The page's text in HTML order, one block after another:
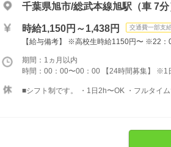
千葉県旭市/総武本線旭駅（車 7分
時給1,150円～1,438円 交通費一部支
【給与備考】 ※高校生時給1150円〜 ※22：
期間：1ヵ月以内
時間：00：00〜00：00 【24時間募集】 ※1
■シフト制です。 ・1日2h〜OK ・フルタイ